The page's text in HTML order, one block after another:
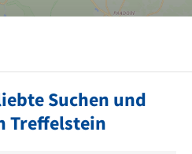
Suchen und
Treffelstein